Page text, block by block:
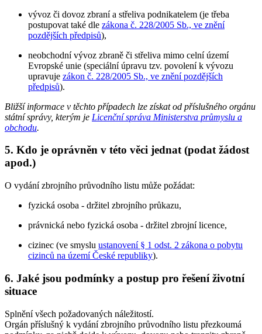
vývoz či dovoz zbraní a střeliva podnikatelem (je třeba
postupovat také dle zákona č. 228/2005 Sb., ve znění
pozdějších předpisů),
neobchodní vývoz zbraně či střeliva mimo celní území
Evropské unie (speciální úpravu tzv. povolení k vývozu
upravuje zákon č. 228/2005 Sb., ve znění pozdějších
předpisů).
Bližší informace v těchto případech lze získat od příslušného orgánu
státní správy, kterým je Licenční správa Ministerstva průmyslu a
obchodu.
5. Kdo je oprávněn v této věci jednat (podat žádost
apod.)
O vydání zbrojního průvodního listu může požádat:
fyzická osoba - držitel zbrojního průkazu,
právnická nebo fyzická osoba - držitel zbrojní licence,
cizinec (ve smyslu ustanovení § 1 odst. 2 zákona o pobytu
cizinců na území České republiky).
6. Jaké jsou podmínky a postup pro řešení životní
situace
Splnění všech požadovaných náležitostí.
Orgán příslušný k vydání zbrojního průvodního listu přezkoumá